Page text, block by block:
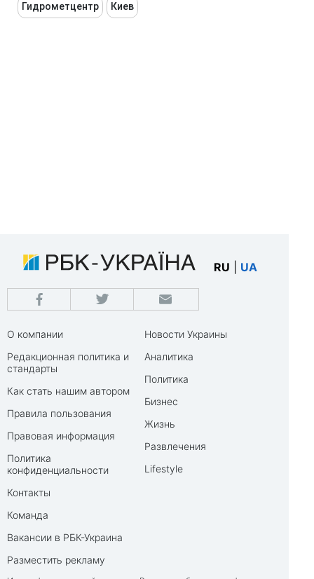
Гидрометцентр Киев
RU UA
О компании
Редакционная политика и
стандарты
Как стать нашим автором
Правила пользования
Правовая информация
Политика
конфиденциальности
Контакты
Команда
Вакансии в РБК-Украина
Разместить рекламу
Новости Украины
Аналитика
Политика
Бизнес
Жизнь
Развлечения
Lifestyle